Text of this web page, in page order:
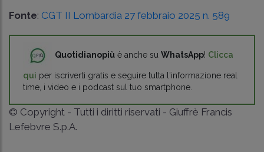
Fonte: CGT II Lombardia 27 febbraio 2025 n. 589
Quotidianopiù è anche su WhatsApp! Clicca
qui per iscriverti gratis e seguire tutta l'informazione real
time, i video e i podcast sul tuo smartphone.
© Copyright - Tutti i diritti riservati - Giuffrè Francis
Lefebvre S.p.A.